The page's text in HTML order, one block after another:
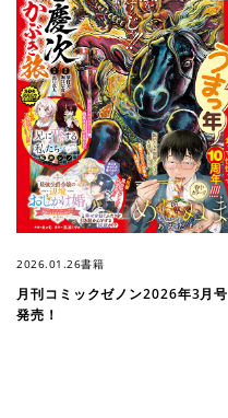
2026.01.26書籍
月刊コミックゼノン2026年3月号
発売！